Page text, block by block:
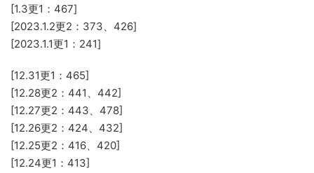
[1.3更1：467]
[2023.1.2更2：373、426]
[2023.1.1更1：241]
[12.31更1：465]
[12.28更2：441、442]
[12.27更2：443、478]
[12.26更2：424、432]
[12.25更2：416、420]
[12.24更1：413]